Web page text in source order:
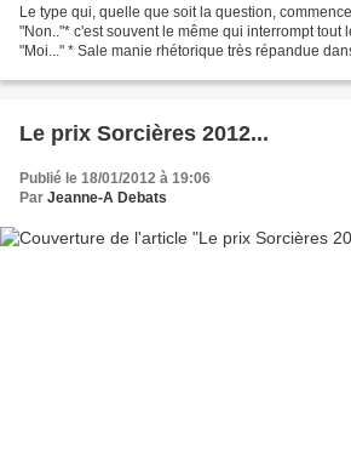
Le type qui, quelle que soit la question,
"Non.."* c'est souvent le même qui interrompt tout
"Moi..." * Sale manie rhétorique très répandue
Le prix Sorcières 2012...
Publié le 18/01/2012 à 19:06
Par Jeanne-A Debats